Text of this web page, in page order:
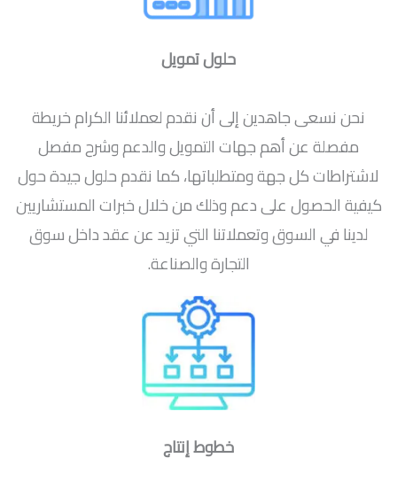
حلول تمويل
نحن نسعى جاهدين إلى أن نقدم لعملائنا الكرام خريطة
مفصلة عن أهم جهات التمويل والدعم وشرح مفصل
لاشتراطات كل جهة ومتطلباتها، كما نقدم حلول جيدة حول
كيفية الحصول على دعم وذلك من خلال خبرات المستشاريين
لدينا في السوق وتعملاتنا التي تزيد عن عقد داخل سوق
التجارة والصناعة.
خطوط إنتاج